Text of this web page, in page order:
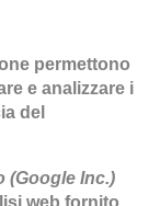
permettono
e analizzare i
del
(Google Inc.)
web fornito